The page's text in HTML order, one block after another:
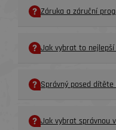
Záruka a záruční
Jak vybrat to nejlepší
Správný posed dítěte
Jak vybrat správnou